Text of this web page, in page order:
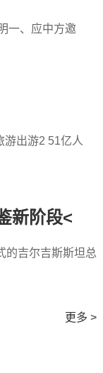
一、应中方邀
游出游2 51亿人
新阶段<
的吉尔吉斯斯坦总
更多 >